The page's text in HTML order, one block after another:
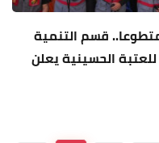
مسعفا ومتطوعا.. قسم التنمية
الحسينية يعلن